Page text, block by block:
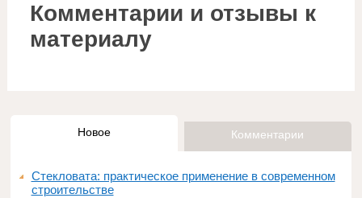
Комментарии и отзывы к
материалу
Новое Комментарии
Стекловата: практическое применение в современном
строительстве